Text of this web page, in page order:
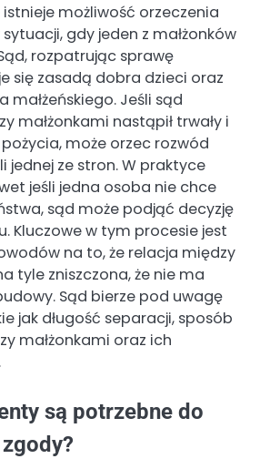
możliwość orzeczenia
gdy jeden z małżonków
rozpatrując sprawę
się zasadą dobra dzieci oraz
małżeńskiego. Jeśli sąd
małżonkami nastąpił trwały i
pożycia, może orzec rozwód
jednej ze stron. W praktyce
jeśli jedna osoba nie chce
sąd może podjąć decyzję
Kluczowe w tym procesie jest
na to, że relacja między
tyle zniszczona, że nie ma
Sąd bierze pod uwagę
jak długość separacji, sposób
małżonkami oraz ich
są potrzebne do